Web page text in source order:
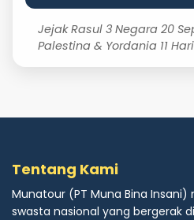
Jejak Rasul 3 Negara 20
Palestina & Yordania 11 Hari
Tentang Kami
Munatour (PT Muna Bina
swasta nasional yang bergerak